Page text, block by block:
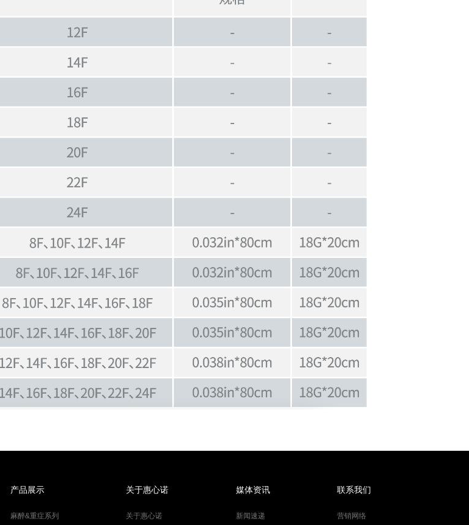
产品展示
麻醉&重症系列
关于惠心诺
关于惠心诺
媒体资讯
新闻速递
联系我们
营销网络